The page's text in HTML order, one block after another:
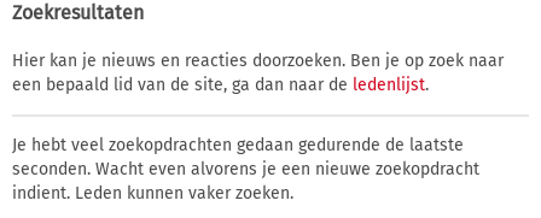
Zoekresultaten
Hier kan je nieuws en reacties doorzoeken. Ben je op zoek naar
een bepaald lid van de site, ga dan naar de ledenlijst.
Je hebt veel zoekopdrachten gedaan gedurende de laatste
seconden. Wacht even alvorens je een nieuwe zoekopdracht
indient. Leden kunnen vaker zoeken.